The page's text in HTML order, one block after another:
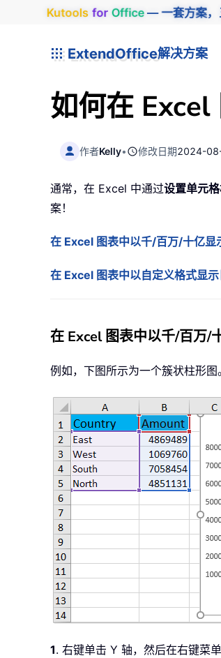
Kutools for Office— 一套方案，
ExtendOffice解决方案
如何在 Excel
作者Kelly• 修改日期2024-
通常，在 Excel 中通过设置单元
案！
在 Excel 图表中以千/百万/十亿显
在 Excel 图表中以自定义格式显示
在 Excel 图表中以千/百万/
例如，下图所示为一个簇状柱形
1. 右键单击 Y 轴，然后在右键菜